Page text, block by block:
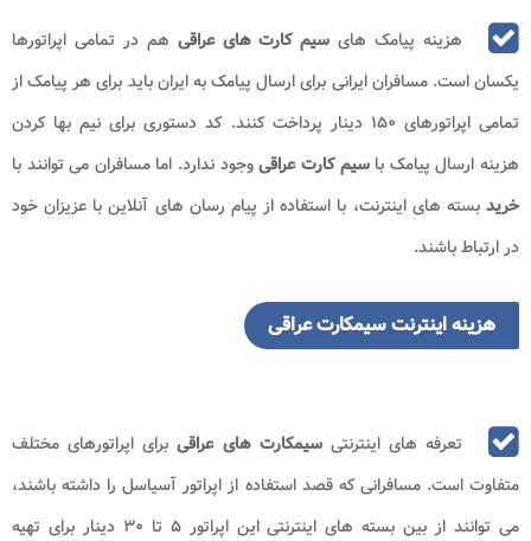
هزینه پیامک های سیم کارت های عراقی هم در تمامی اپراتورها
یکسان است. مسافران ایرانی برای ارسال پیامک به ایران باید برای هر پیامک از
تمامی اپراتورهای ۱۵۰ دینار پرداخت کنند. کد دستوری برای نیم بها کردن
هزینه ارسال پیامک باسیم کارت عراقیوجود ندارد. اما مسافران می توانند با
خریدبسته های اینترنت، با استفاده از پیام رسان های آنلاین با عزیزان خود
در ارتباط باشند.
هزینه اینترنت سیمکارت عراقی
تعرفه های اینترنتیسیمکارت های عراقیبرای اپراتورهای مختلف
متفاوت است. مسافرانی که قصد استفاده از اپراتور آسیاسل را داشته باشند،
می توانند از بین بسته های اینترنتی این اپراتور ۵ تا ۳۰ دینار برای تهیه